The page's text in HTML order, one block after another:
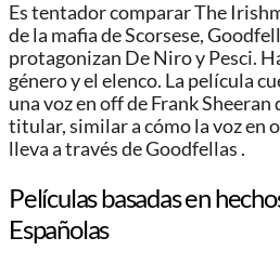
Es tentador comparar The
de la mafia de Scorsese,
protagonizan De Niro y Pesci.
género y el elenco. La película
una voz en off de Frank
titular, similar a cómo la voz en
lleva a través de Goodfellas .
Películas basadas en
Españolas